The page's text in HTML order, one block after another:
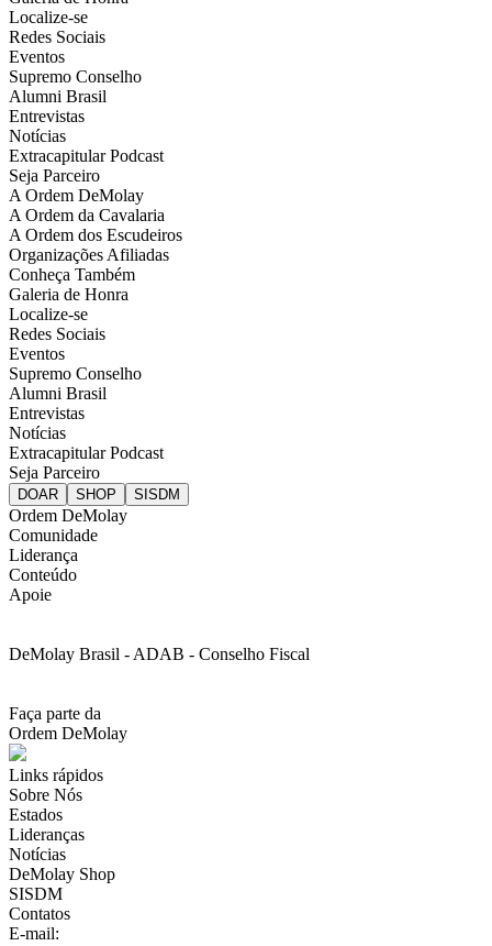
Localize-se
Redes Sociais
Eventos
Supremo Conselho
Alumni Brasil
Entrevistas
Notícias
Extracapitular Podcast
Seja Parceiro
A Ordem DeMolay
A Ordem da Cavalaria
A Ordem dos Escudeiros
Organizações Afiliadas
Conheça Também
Galeria de Honra
Localize-se
Redes Sociais
Eventos
Supremo Conselho
Alumni Brasil
Entrevistas
Notícias
Extracapitular Podcast
Seja Parceiro
Ordem DeMolay
Comunidade
Liderança
Conteúdo
Apoie
DeMolay Brasil - ADAB - Conselho Fiscal
Faça parte da
Ordem DeMolay
Links rápidos
Sobre Nós
Estados
Lideranças
Notícias
DeMolay Shop
SISDM
Contatos
E-mail: